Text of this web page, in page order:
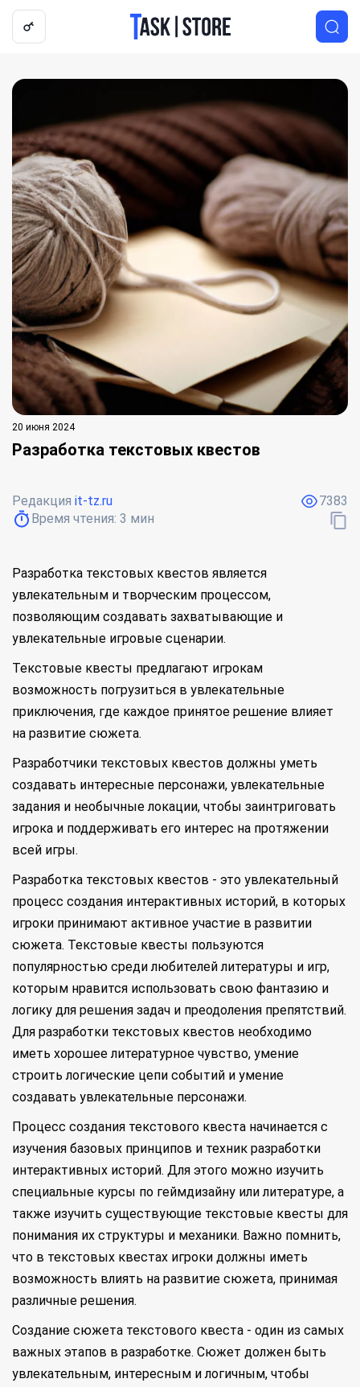
Логотип
20 июня 2024
Разработка текстовых квестов
Редакция it-tz.ru
Время чтения: 3 мин
7383
Разработка текстовых квестов является
увлекательным и творческим процессом,
позволяющим создавать захватывающие и
увлекательные игровые сценарии.
Текстовые квесты предлагают игрокам
возможность погрузиться в увлекательные
приключения, где каждое принятое решение влияет
на развитие сюжета.
Разработчики текстовых квестов должны уметь
создавать интересные персонажи, увлекательные
задания и необычные локации, чтобы заинтриговать
игрока и поддерживать его интерес на протяжении
всей игры.
Разработка текстовых квестов - это увлекательный
процесс создания интерактивных историй, в которых
игроки принимают активное участие в развитии
сюжета. Текстовые квесты пользуются
популярностью среди любителей литературы и игр,
которым нравится использовать свою фантазию и
логику для решения задач и преодоления препятствий.
Для разработки текстовых квестов необходимо
иметь хорошее литературное чувство, умение
строить логические цепи событий и умение
создавать увлекательные персонажи.
Процесс создания текстового квеста начинается с
изучения базовых принципов и техник разработки
интерактивных историй. Для этого можно изучить
специальные курсы по геймдизайну или литературе, а
также изучить существующие текстовые квесты для
понимания их структуры и механики. Важно помнить,
что в текстовых квестах игроки должны иметь
возможность влиять на развитие сюжета, принимая
различные решения.
Создание сюжета текстового квеста - один из самых
важных этапов в разработке. Сюжет должен быть
увлекательным, интересным и логичным, чтобы